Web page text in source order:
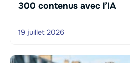
300 contenus avec l’IA
19 juillet 2026